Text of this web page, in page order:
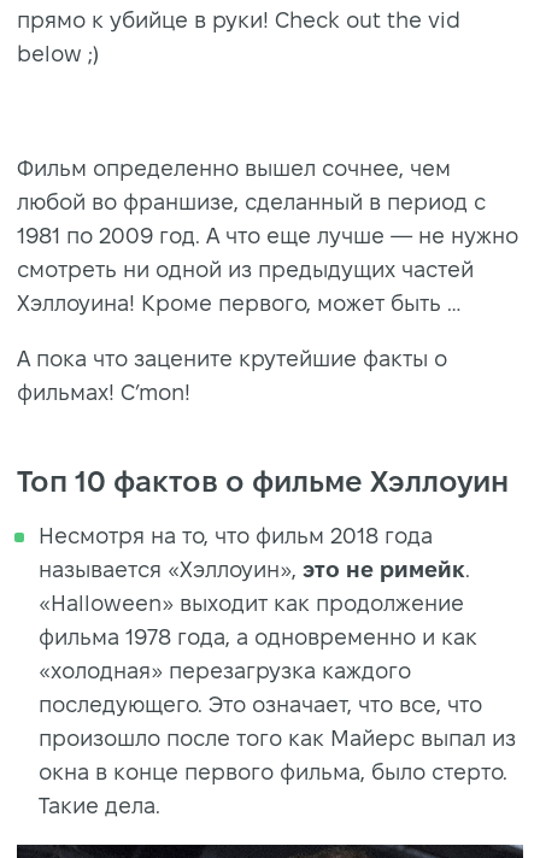
прямо к убийце в руки! Check out the vid
below ;)
Фильм определенно вышел сочнее, чем
любой во франшизе, сделанный в период с
1981 по 2009 год. А что еще лучше — не нужно
смотреть ни одной из предыдущих частей
Хэллоуина! Кроме первого, может быть …
А пока что зацените крутейшие факты о
фильмах! C’mon!
Топ 10 фактов о фильме Хэллоуин
Несмотря на то, что фильм 2018 года
называется «Хэллоуин», это не римейк.
«Halloween» выходит как продолжение
фильма 1978 года, а одновременно и как
«холодная» перезагрузка каждого
последующего. Это означает, что все, что
произошло после того как Майерс выпал из
окна в конце первого фильма, было стерто.
Такие дела.